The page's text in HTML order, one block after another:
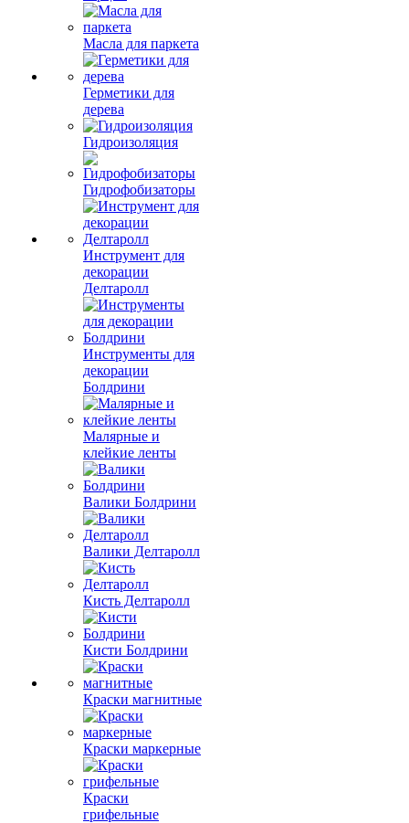
Масла для паркета
Герметики для
дерева
Гидроизоляция
Гидрофобизаторы
Инструмент для
декорации
Делтаролл
Инструменты для
декорации
Болдрини
Малярные и
клейкие ленты
Валики Болдрини
Валики Делтаролл
Кисть Делтаролл
Кисти Болдрини
Краски магнитные
Краски маркерные
Краски
грифельные